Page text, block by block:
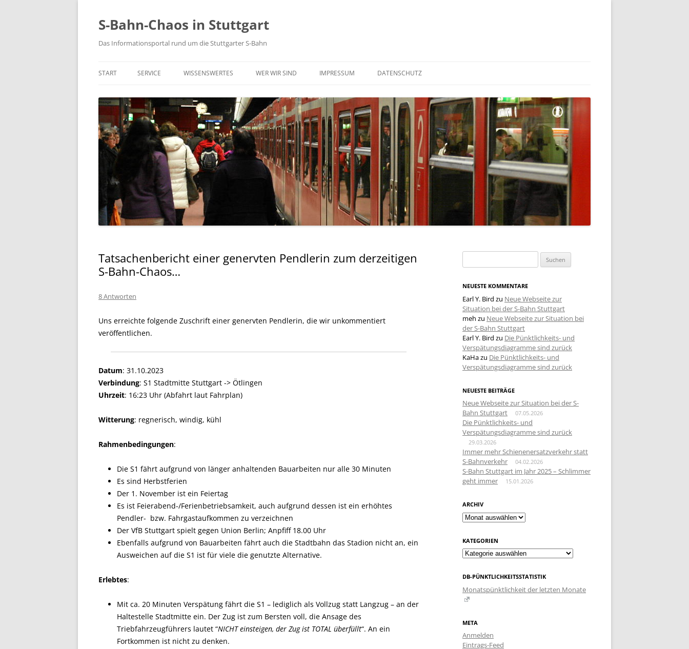
S-Bahn-Chaos in Stuttgart
Das Informationsportal rund um die Stuttgarter S-Bahn
START SERVICE WISSENSWERTES WER WIR SIND IMPRESSUM DATENSCHUTZ
Tatsachenbericht einer genervten Pendlerin zum derzeitigen
S-Bahn-Chaos…
8 Antworten
Uns erreichte folgende Zuschrift einer genervten Pendlerin, die wir unkommentiert
veröffentlichen.
Datum: 31.10.2023
Verbindung: S1 Stadtmitte Stuttgart -> Ötlingen
Uhrzeit: 16:23 Uhr (Abfahrt laut Fahrplan)
Witterung: regnerisch, windig, kühl
Rahmenbedingungen:
Die S1 fährt aufgrund von länger anhaltenden Bauarbeiten nur alle 30 Minuten
Es sind Herbstferien
Der 1. November ist ein Feiertag
Es ist Feierabend-/Ferienbetriebsamkeit, auch aufgrund dessen ist ein erhöhtes
Pendler- bzw. Fahrgastaufkommen zu verzeichnen
Der VfB Stuttgart spielt gegen Union Berlin; Anpfiff 18.00 Uhr
Ebenfalls aufgrund von Bauarbeiten fährt auch die Stadtbahn das Stadion nicht an, ein
Ausweichen auf die S1 ist für viele die genutzte Alternative.
Erlebtes:
Mit ca. 20 Minuten Verspätung fährt die S1 – lediglich als Vollzug statt Langzug – an der
Haltestelle Stadtmitte ein. Der Zug ist zum Bersten voll, die Ansage des
Triebfahrzeugführers lautet “NICHT einsteigen, der Zug ist TOTAL überfüllt“. An ein
Fortkommen ist nicht zu denken.
nach:
NEUESTE KOMMENTARE
Earl Y. Bird zu Neue Webseite zur
Situation bei der S-Bahn Stuttgart
meh zu Neue Webseite zur Situation bei
der S-Bahn Stuttgart
Earl Y. Bird zu Die Pünktlichkeits- und
Verspätungsdiagramme sind zurück
KaHazu Die Pünktlichkeits- und
Verspätungsdiagramme sind zurück
NEUESTE BEITRÄGE
Neue Webseite zur Situation bei der S-
Bahn Stuttgart
07.05.2026
Die Pünktlichkeits- und
Verspätungsdiagramme sind zurück
29.03.2026
Immer mehr Schienenersatzverkehr statt
S-Bahnverkehr
04.02.2026
S-Bahn Stuttgart im Jahr 2025 – Schlimmer
geht immer
15.01.2026
ARCHIV
Archiv
KATEGORIEN
Kategorien
DB-PÜNKTLICHKEITSSTATISTIK
Monatspünktlichkeit der letzten Monate
META
Anmelden
Eintrags-Feed